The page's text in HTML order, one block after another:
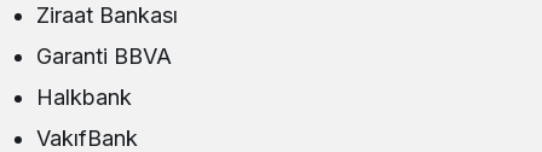
Ziraat Bankası
Garanti BBVA
Halkbank
VakıfBank